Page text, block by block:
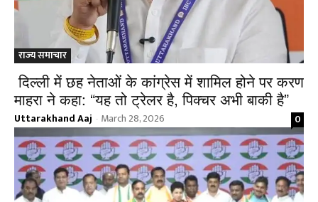
राज्य समाचार
दिल्ली में छह नेताओं के कांग्रेस में शामिल होने पर करण
माहरा ने कहा: “यह तो ट्रेलर है, पिक्चर अभी बाकी है”
Uttarakhand Aaj - March 28, 2026 0